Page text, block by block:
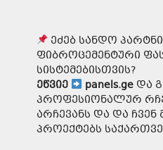
ეძებ სანდო
ფიბროცემენტური
სისტემებისთვის?
ეწვიე
panels.geდა
პროფესიონალურ
არჩევანს და და
პროექტებს